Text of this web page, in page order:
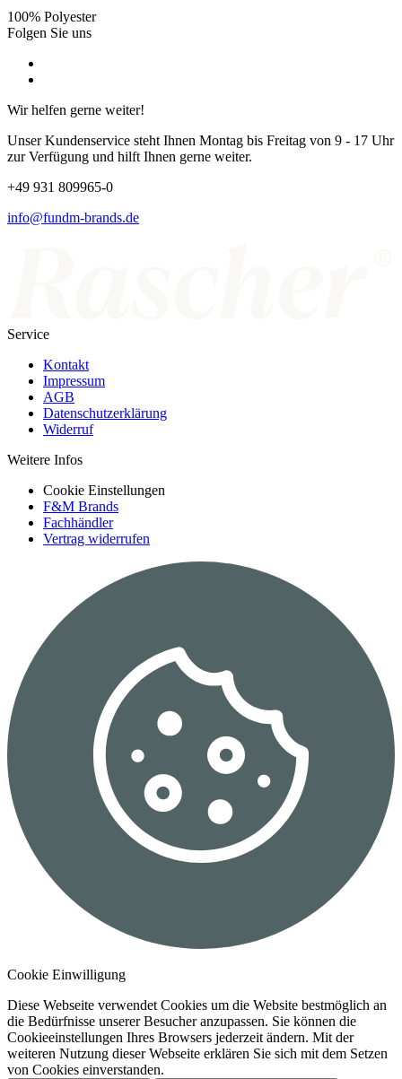
100% Polyester
Folgen Sie uns
Wir helfen gerne weiter!
Unser Kundenservice steht Ihnen Montag bis Freitag von 9 - 17 Uhr
zur Verfügung und hilft Ihnen gerne weiter.
+49 931 809965-0
info@fundm-brands.de
Service
Kontakt
Impressum
AGB
Datenschutzerklärung
Widerruf
Weitere Infos
Cookie Einstellungen
F&M Brands
Fachhändler
Vertrag widerrufen
Cookie Einwilligung
Diese Webseite verwendet Cookies um die Website bestmöglich an
die Bedürfnisse unserer Besucher anzupassen. Sie können die
Cookieeinstellungen Ihres Browsers jederzeit ändern. Mit der
weiteren Nutzung dieser Webseite erklären Sie sich mit dem Setzen
von Cookies einverstanden.